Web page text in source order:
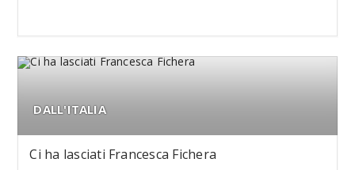
DALL'ITALIA
Ci ha lasciati Francesca Fichera